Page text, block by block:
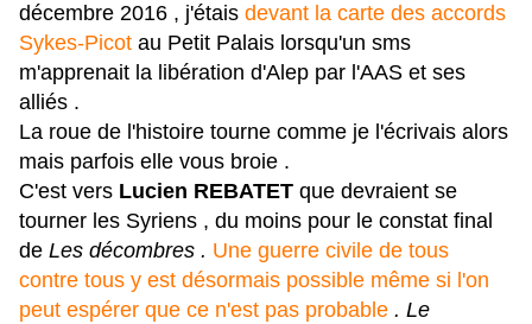
décembre 2016 , j'étais devant la carte des accords
Sykes-Picot au Petit Palais lorsqu'un sms
m'apprenait la libération d'Alep par l'AAS et ses
alliés .
La roue de l'histoire tourne comme je l'écrivais alors
mais parfois elle vous broie .
C'est vers Lucien REBATET que devraient se
tourner les Syriens , du moins pour le constat final
de Les décombres . Une guerre civile de tous
contre tous y est désormais possible même si l'on
peut espérer que ce n'est pas probable . Le